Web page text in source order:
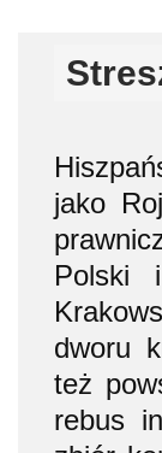
jako
Polski
dworu
też
rebus